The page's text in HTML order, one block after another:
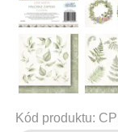
Kód produktu: